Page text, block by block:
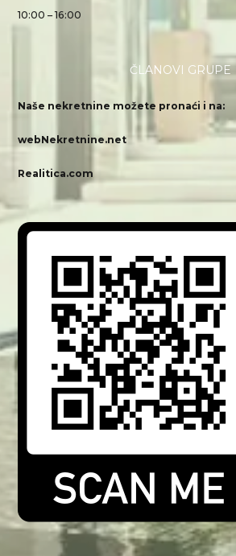
10:00 – 16:00
ČLANOVI GRUPE
Naše nekretnine možete pronaći i na:
webNekretnine.net
Realitica.com